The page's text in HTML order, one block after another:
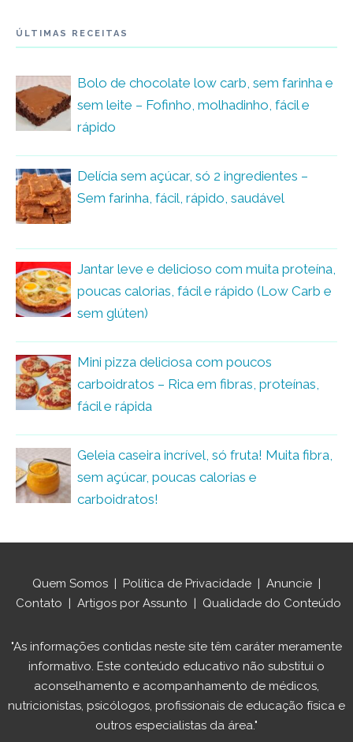
ÚLTIMAS RECEITAS
Bolo de chocolate low carb, sem farinha e
sem leite – Fofinho, molhadinho, fácil e
rápido
Delícia sem açúcar, só 2 ingredientes –
Sem farinha, fácil, rápido, saudável
Jantar leve e delicioso com muita proteína,
poucas calorias, fácil e rápido (Low Carb e
sem glúten)
Mini pizza deliciosa com poucos
carboidratos – Rica em fibras, proteínas,
fácil e rápida
Geleia caseira incrível, só fruta! Muita fibra,
sem açúcar, poucas calorias e
carboidratos!
Quem Somos Política de Privacidade Anuncie
Contato
Artigos por Assunto Qualidade do Conteúdo
"As informações contidas neste site têm caráter meramente
informativo. Este conteúdo educativo não substitui o
aconselhamento e acompanhamento de médicos,
nutricionistas, psicólogos, profissionais de educação física e
outros especialistas da área."